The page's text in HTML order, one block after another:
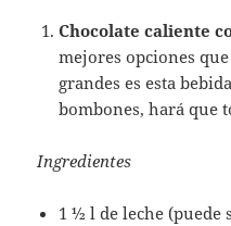
Chocolate caliente
mejores opciones
grandes es esta
bombones, hará que
Ingredientes
1 ½ l de leche (puede